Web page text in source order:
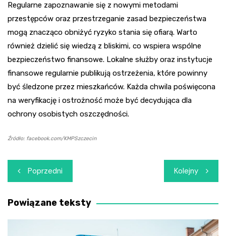
Regularne zapoznawanie się z nowymi metodami
przestępców oraz przestrzeganie zasad bezpieczeństwa
mogą znacząco obniżyć ryzyko stania się ofiarą. Warto
również dzielić się wiedzą z bliskimi, co wspiera wspólne
bezpieczeństwo finansowe. Lokalne służby oraz instytucje
finansowe regularnie publikują ostrzeżenia, które powinny
być śledzone przez mieszkańców. Każda chwila poświęcona
na weryfikację i ostrożność może być decydująca dla
ochrony osobistych oszczędności.
Źródło: facebook.com/KMPSzczecin
Nawigacja
wpisu
Poprzedni Kolejny
Powiązane teksty